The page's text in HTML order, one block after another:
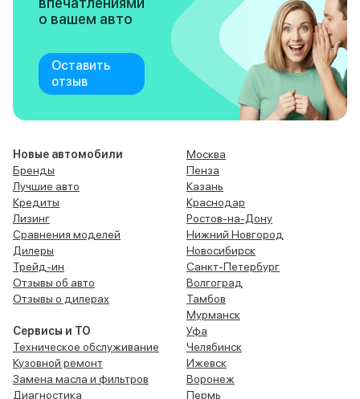
о вашем авто
Оставить
отзыв
Новые автомобили
Бренды
Лучшие авто
Кредиты
Лизинг
Сравнения моделей
Дилеры
Трейд-ин
Отзывы об авто
Отзывы о дилерах
Сервисы и ТО
Техническое обслуживание
Кузовной ремонт
Замена масла и фильтров
Диагностика
Москва
Пенза
Казань
Краснодар
Ростов-на-Дону
Нижний Новгород
Новосибирск
Санкт-Петербург
Волгоград
Тамбов
Мурманск
Уфа
Челябинск
Ижевск
Воронеж
Пермь